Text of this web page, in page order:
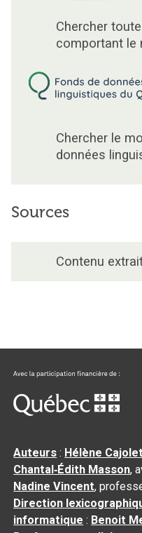
Chercher
comportant le
Chercher le
données
Sources
Contenu
Auteurs : Hélène
Chantal‑Édith Masson,
Nadine Vincent,
Direction
informatique : Benoit